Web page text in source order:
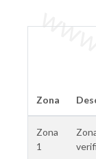
Zona
Zona
1